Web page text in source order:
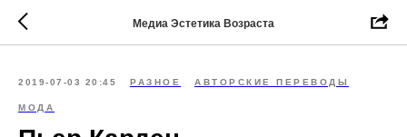
Медиа Эстетика Возраста
2019-07-03 20:45 РАЗНОЕ АВТОРСКИЕ ПЕРЕВОДЫ
МОДА